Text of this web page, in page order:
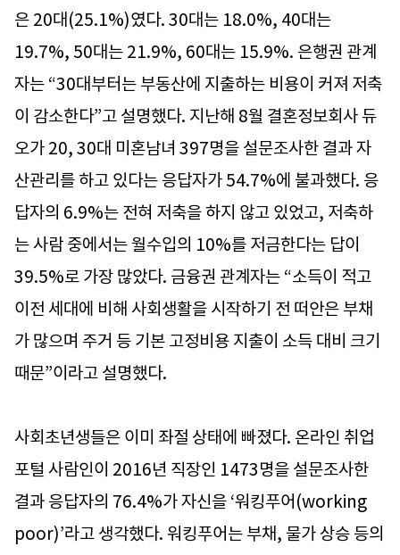
은 20대(25.1%)였다. 30대는 18.0%, 40대는
19.7%, 50대는 21.9%, 60대는 15.9%. 은행권 관계
자는 “30대부터는 부동산에 지출하는 비용이 커져 저축
이 감소한다”고 설명했다. 지난해 8월 결혼정보회사 듀
오가 20, 30대 미혼남녀 397명을 설문조사한 결과 자
산관리를 하고 있다는 응답자가 54.7%에 불과했다. 응
답자의 6.9%는 전혀 저축을 하지 않고 있었고, 저축하
는 사람 중에서는 월수입의 10%를 저금한다는 답이
39.5%로 가장 많았다. 금융권 관계자는 “소득이 적고
이전 세대에 비해 사회생활을 시작하기 전 떠안은 부채
가 많으며 주거 등 기본 고정비용 지출이 소득 대비 크기
때문”이라고 설명했다.
사회초년생들은 이미 좌절 상태에 빠졌다. 온라인 취업
포털 사람인이 2016년 직장인 1473명을 설문조사한
결과 응답자의 76.4%가 자신을 ‘워킹푸어(working
poor)’라고 생각했다. 워킹푸어는 부채, 물가 상승 등의